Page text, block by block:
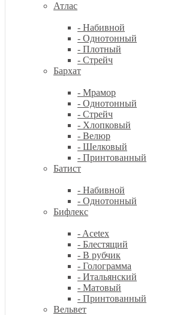
Атлас
- Набивной
- Однотонный
- Плотный
- Стрейч
Бархат
- Мрамор
- Однотонный
- Стрейч
- Хлопковый
- Велюр
- Шелковый
- Принтованный
Батист
- Набивной
- Однотонный
Бифлекс
- Acetex
- Блестящий
- В рубчик
- Голограмма
- Итальянский
- Матовый
- Принтованный
Вельвет